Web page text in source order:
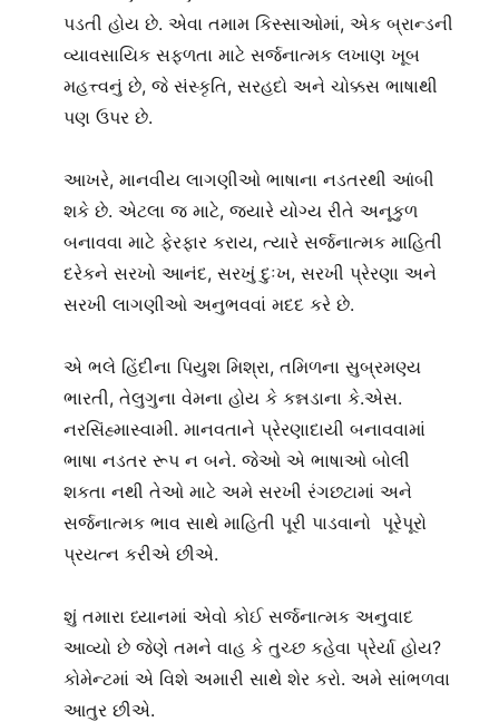
પડતી હોય છે. એવા તમામ કિસ્સાઓમાં, એક બ્રાન્ડની
વ્યાવસાયિક સફળતા માટે સર્જનાત્મક લખાણ ખૂબ
મહત્ત્વનું છે, જે સંસ્કૃતિ, સરહદો અને ચોક્કસ ભાષાથી
પણ ઉપર છે.
આખરે, માનવીય લાગણીઓ ભાષાના નડતરથી આંબી
શકે છે. એટલા જ માટે, જ્યારે યોગ્ય રીતે અનૂકુળ
બનાવવા માટે ફેરફાર કરાય, ત્યારે સર્જનાત્મક માહિતી
દરેકને સરખો આનંદ, સરખું દુઃખ, સરખી પ્રેરણા અને
સરખી લાગણીઓ અનુભવવાં મદદ કરે છે.
એ ભલે હિંદીના પિયુશ મિશ્રા, તમિળના સુબ્રમણ્ય
ભારતી, તેલુગુના વેમના હોય કે કન્નડાના કે.એસ.
નરસિંહ્માસ્વામી. માનવતાને પ્રેરણાદાયી બનાવવામાં
ભાષા નડતર રૂપ ન બને. જેઓ એ ભાષાઓ બોલી
શકતા નથી તેઓ માટે અમે સરખી રંગછટામાં અને
સર્જનાત્મક ભાવ સાથે માહિતી પૂરી પાડવાનો પૂરેપૂરો
પ્રયત્ન કરીએ છીએ.
શું તમારા ધ્યાનમાં એવો કોઈ સર્જનાત્મક અનુવાદ
આવ્યો છે જેણે તમને વાહ કે તુચ્છ કહેવા પ્રેર્યા હોય?
કોમેન્ટમાં એ વિશે અમારી સાથે શેર કરો. અમે સાંભળવા
આતુર છીએ.